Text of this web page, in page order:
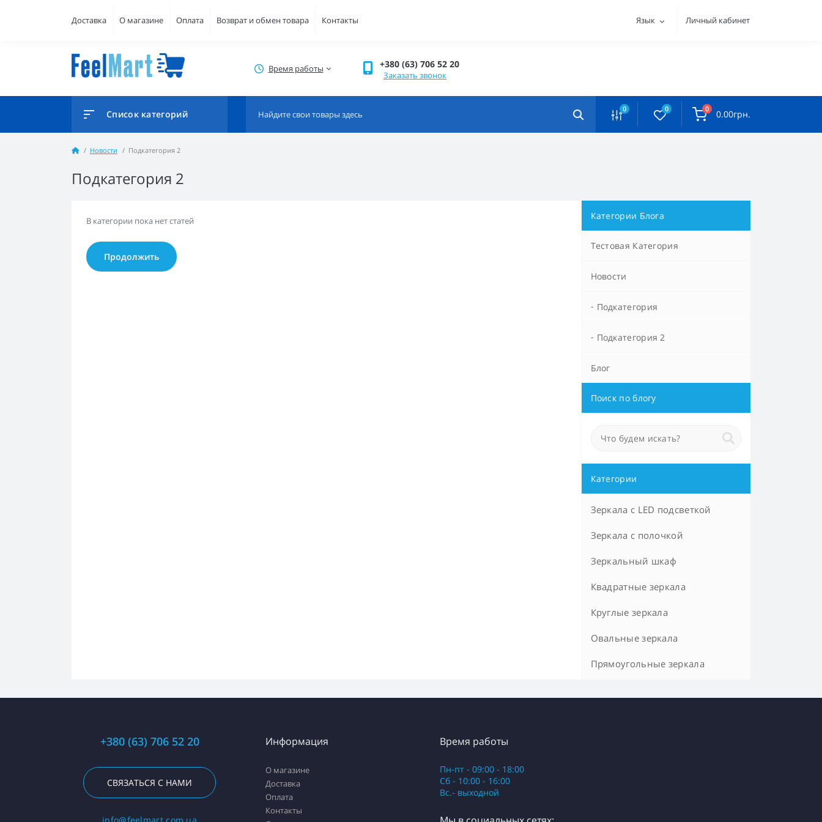
Доставка О магазине Оплата Возврат и обмен товара Контакты Язык Личный кабинет
Время работы +380 (63) 706 52 20
Заказать звонок
Список категорий 0 0 0 0.00грн.
Новости Подкатегория 2
Подкатегория 2
В категории пока нет статей
Продолжить
Категории Блога
Тестовая Категория
Новости
Подкатегория
Подкатегория 2
Блог
Поиск по блогу
Категории
Зеркала с LED подсветкой
Зеркала с полочкой
Зеркальный шкаф
Квадратные зеркала
Круглые зеркала
Овальные зеркала
Прямоугольные зеркала
+380 (63) 706 52 20
СВЯЗАТЬСЯ С НАМИ
Информация
О магазине
Доставка
Оплата
Контакты
Время работы
Пн-пт - 09:00 - 18:00
Сб - 10:00 - 16:00
Вс.- выходной